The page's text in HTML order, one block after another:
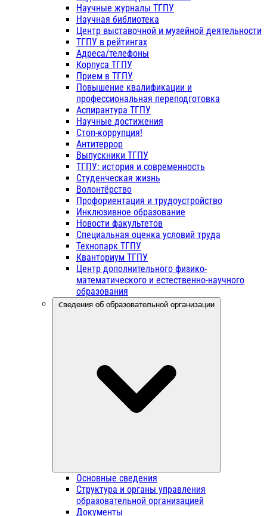
Научные журналы ТГПУ
Научная библиотека
Центр выставочной и музейной деятельности
ТГПУ в рейтингах
Адреса/телефоны
Корпуса ТГПУ
Прием в ТГПУ
Повышение квалификации и
профессиональная переподготовка
Аспирантура ТГПУ
Научные достижения
Стоп-коррупция!
Антитеррор
Выпускники ТГПУ
ТГПУ: история и современность
Студенческая жизнь
Волонтёрство
Профориентация и трудоустройство
Инклюзивное образование
Новости факультетов
Специальная оценка условий труда
Технопарк ТГПУ
Кванториум ТГПУ
Центр дополнительного физико-
математического и естественно-научного
образования
Сведения об образовательной организации
Основные сведения
Структура и органы управления
образовательной организацией
Документы